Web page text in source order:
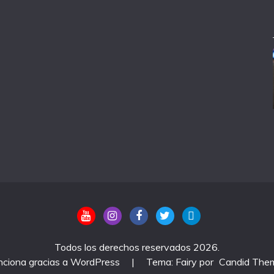
Todos los derechos reservados 2026.
gracias a WordPress
| Tema: Fairy por Candid